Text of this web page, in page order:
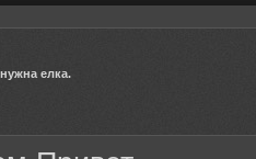
елка.